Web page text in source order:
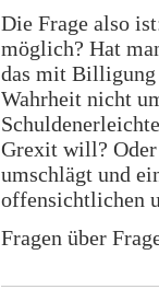
Die Frage also
möglich? Hat
das mit Billigung
Wahrheit nicht
Grexit will? Oder
umschlägt und
offensichtlichen
Fragen über